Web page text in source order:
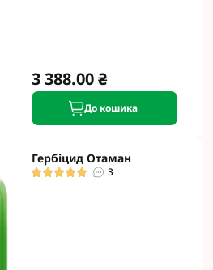
3 388.00 ₴
До кошика
Гербіцид Отаман
3